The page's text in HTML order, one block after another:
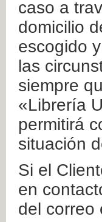
caso a
domicilio
escogido
las
siempre
«Librería
permitirá
situación
Si el
en
del correo